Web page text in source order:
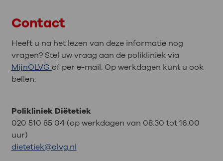
Contact
Heeft u na het lezen van deze informatie nog
vragen? Stel uw vraag aan de polikliniek via
MijnOLVG of per e-mail. Op werkdagen kunt u ook
bellen.
Polikliniek Diëtetiek
020 510 85 04 (op werkdagen van 08.30 tot 16.00
uur)
dietetiek@olvg.nl